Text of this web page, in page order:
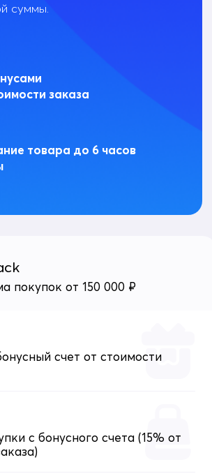
суммы.
заказа
товара до 6 часов
покупок от 150 000 ₽
счет от стоимости
с бонусного счета (15% от